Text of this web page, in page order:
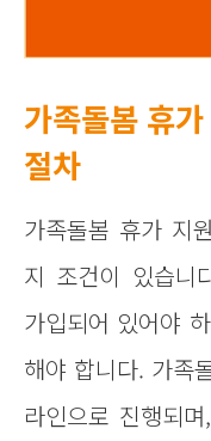
가족돌봄 휴
절차
가족돌봄 휴가 지
지 조건이 있습니
가입되어 있어야
해야 합니다. 가족
라인으로 진행되